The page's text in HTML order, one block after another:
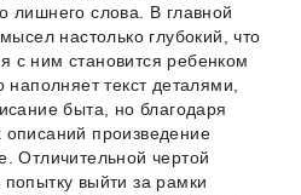
лишнего слова. В главной
настолько глубокий, что
с ним становится ребенком
текст деталями,
быта, но благодаря
описаний произведение
Отличительной чертой
выйти за рамки